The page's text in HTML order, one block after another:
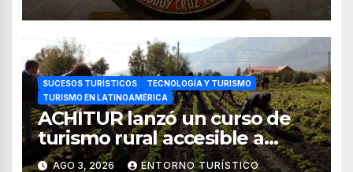
SUCESOS TURÍSTICOS
TECNOLOGÍA Y TURISMO
TURISMO EN LATINOAMÉRICA
ACHITUR lanzó un curso de
turismo rural accesible a
través de WhatsApp
AGO 3, 2026 ENTORNO TURÍSTICO